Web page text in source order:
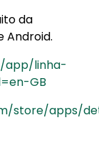
da
Android.
app/linha-
GB
store/apps/